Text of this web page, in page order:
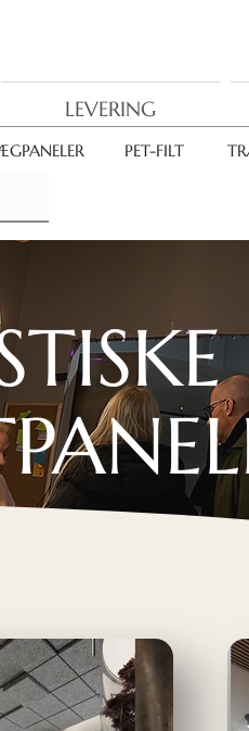
LEVERING
PET-FILT